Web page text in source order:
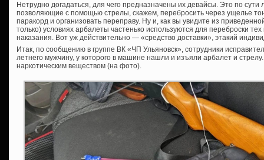
Нетрудно догадаться, для чего предназначены их девайсы. Это по сути
позволяющие с помощью стрелы, скажем, перебросить через ущелье
паракорд и организовать переправу. Ну и, как вы увидите из
только) условиях арбалеты частенько используются для переброски
наказания. Вот уж действительно — «средство доставки», этакий
Итак, по сообщению в группе ВК «ЧП Ульяновск», сотрудники
летнего мужчину, у которого в машине нашли и изъяли арбалет и
наркотическим веществом (на фото).